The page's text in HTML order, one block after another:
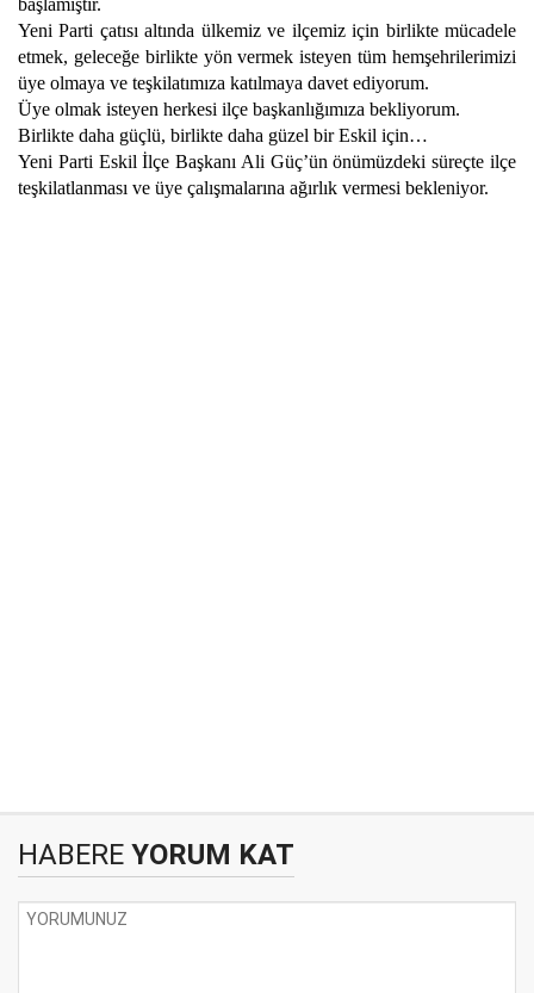
Yeni Parti çatısı altında ülkemiz ve ilçemiz için birlikte mücadele
etmek, geleceğe birlikte yön vermek isteyen tüm hemşehrilerimizi
üye olmaya ve teşkilatımıza katılmaya davet ediyorum.
Üye olmak isteyen herkesi ilçe başkanlığımıza bekliyorum.
Birlikte daha güçlü, birlikte daha güzel bir Eskil için…
Yeni Parti Eskil İlçe Başkanı Ali Güç’ün önümüzdeki süreçte ilçe
teşkilatlanması ve üye çalışmalarına ağırlık vermesi bekleniyor.
HABERE YORUM KAT